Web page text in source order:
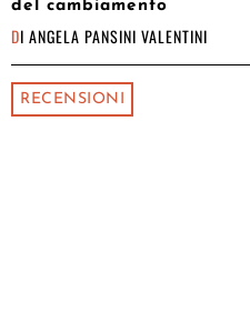
del cambiamento
DI ANGELA PANSINI VALENTINI
RECENSIONI